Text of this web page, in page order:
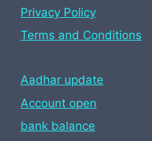
Privacy Policy
Terms and Conditions
Aadhar update
Account open
bank balance